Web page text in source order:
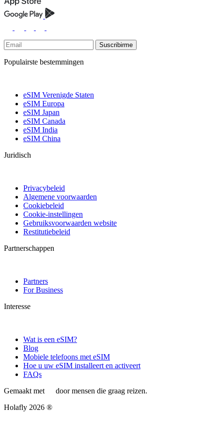
Suscribirme
Populairste bestemmingen
eSIM Verenigde Staten
eSIM Europa
eSIM Japan
eSIM Canada
eSIM India
eSIM China
Juridisch
Privacybeleid
Algemene voorwaarden
Cookiebeleid
Cookie-instellingen
Gebruiksvoorwaarden website
Restitutiebeleid
Partnerschappen
Partners
For Business
Interesse
Wat is een eSIM?
Blog
Mobiele telefoons met eSIM
Hoe u uw eSIM installeert en activeert
FAQs
Gemaakt met
door mensen die graag reizen.
Holafly 2026 ®